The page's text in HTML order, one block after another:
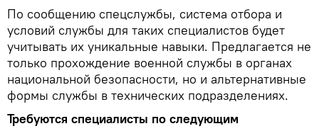
По сообщению спецслужбы, система отбора и
условий службы для таких специалистов будет
учитывать их уникальные навыки. Предлагается не
только прохождение военной службы в органах
национальной безопасности, но и альтернативные
формы службы в технических подразделениях.
Требуются специалисты по следующим